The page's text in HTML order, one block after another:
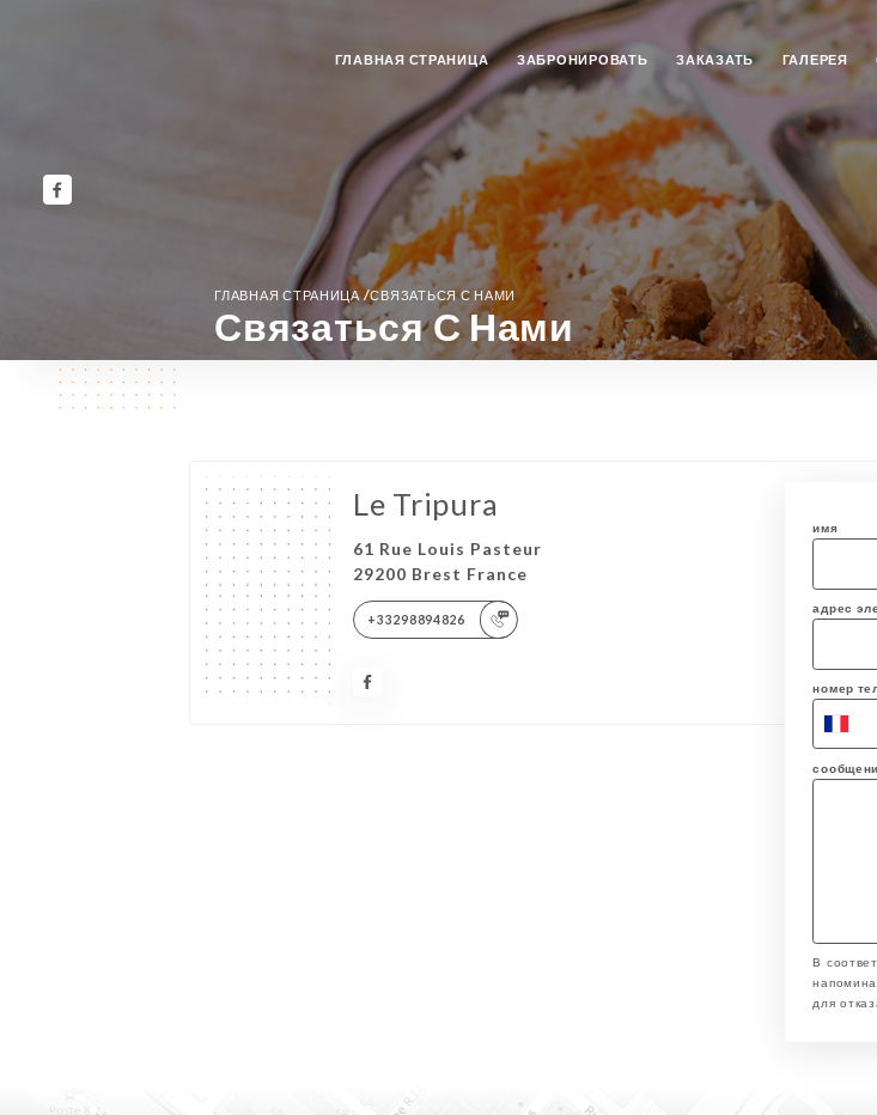
ГЛАВНАЯ СТРАНИЦА ЗАБРОНИРОВАТЬ ЗАКАЗАТЬ ГАЛЕРЕЯ
ГЛАВНАЯ СТРАНИЦА/СВЯЗАТЬСЯ С НАМИ
Связаться С Нами
Le Tripura
61 Rue Louis Pasteur
29200 Brest France
+33298894826
имя
адрес
номер
В
для